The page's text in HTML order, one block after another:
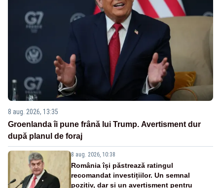
8 aug. 2026, 13:35
Groenlanda îi pune frână lui Trump. Avertisment dur
după planul de foraj
8 aug. 2026, 10:38
România își păstrează ratingul
recomandat investițiilor. Un semnal
pozitiv, dar și un avertisment pentru